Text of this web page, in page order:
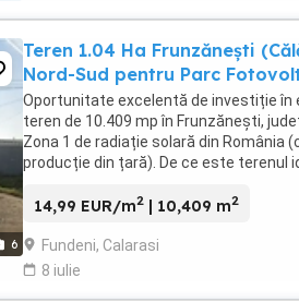
6
Teren 1.04 Ha Frunzănești
Nord-Sud pentru Parc
Oportunitate excelentă de investiție în
teren de 10.409 mp în Frunzănești,
Zona 1 de radiație solară din România
producție din țară). De ce este terenul
14,99 EUR/m2 | 10,409 m2
Fundeni, Calarasi
8 iulie